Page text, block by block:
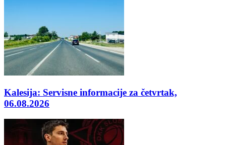
Kalesija: Servisne informacije za četvrtak,
06.08.2026